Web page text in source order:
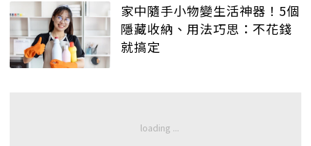
家中隨手小物變生活神器！5個
隱藏收納、用法巧思：不花錢
就搞定